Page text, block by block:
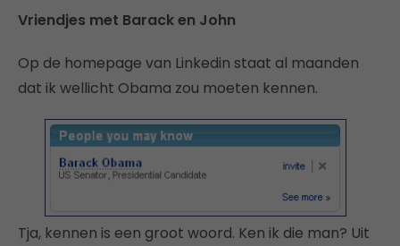
Vriendjes met Barack en John
Op de homepage van Linkedin staat al maanden
dat ik wellicht Obama zou moeten kennen.
Tja, kennen is een groot woord. Ken ik die man? Uit